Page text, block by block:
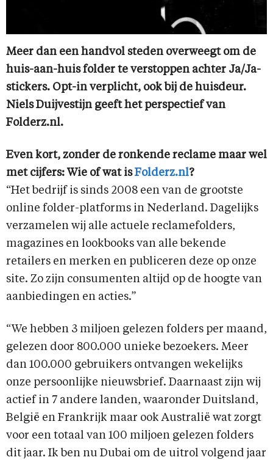
Meer dan een handvol steden overweegt om de
huis-aan-huis folder te verstoppen achter Ja/Ja-
stickers. Opt-in verplicht, ook bij de huisdeur.
Niels Duijvestijn geeft het perspectief van
Folderz.nl.
Even kort, zonder de ronkende reclame maar wel
met cijfers: Wie of wat isFolderz.nl?
“Het bedrijf is sinds 2008 een van de grootste
online folder-platforms in Nederland. Dagelijks
verzamelen wij alle actuele reclamefolders,
magazines en lookbooks van alle bekende
retailers en merken en publiceren deze op onze
site. Zo zijn consumenten altijd op de hoogte van
aanbiedingen en acties.”
“We hebben 3 miljoen gelezen folders per maand,
gelezen door 800.000 unieke bezoekers. Meer
dan 100.000 gebruikers ontvangen wekelijks
onze persoonlijke nieuwsbrief. Daarnaast zijn wij
actief in 7 andere landen, waaronder Duitsland,
België en Frankrijk maar ook Australië wat zorgt
voor een totaal van 100 miljoen gelezen folders
dit jaar. Ik ben nu Dubai om de uitrol volgend jaar